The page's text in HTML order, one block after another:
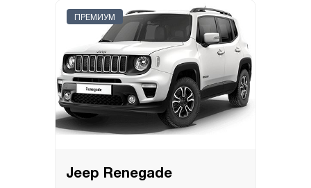
ПРЕМИУМ
Jeep Renegade